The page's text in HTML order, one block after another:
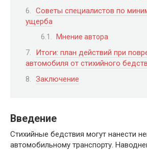
Советы специалистов по
ущерба
Мнение автора
Итоги: план действий при
автомобиля от стихийного
Заключение
Введение
Стихийные бедствия могут нанести
автомобильному транспорту.